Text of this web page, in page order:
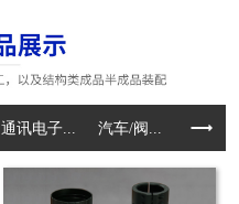
通讯电子... 汽车/阀... 电动工